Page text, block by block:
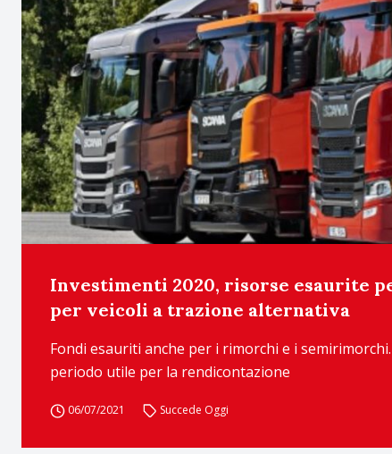
Investimenti 2020, risorse esaurite
per veicoli a trazione alternativa
Fondi esauriti anche per i rimorchi e i
periodo utile per la rendicontazione
06/07/2021 Succede Oggi